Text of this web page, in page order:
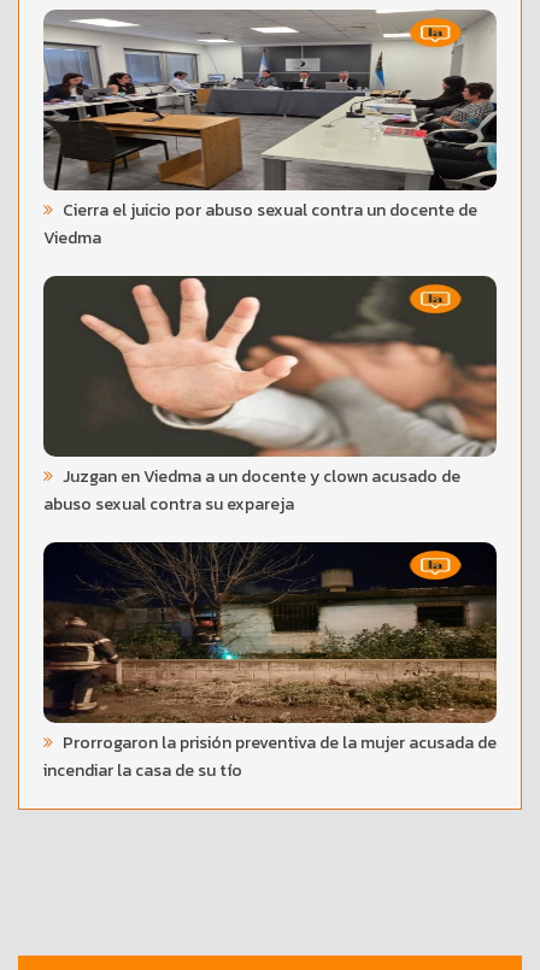
Cierra el juicio por abuso sexual contra un docente de
Viedma
Juzgan en Viedma a un docente y clown acusado de
abuso sexual contra su expareja
Prorrogaron la prisión preventiva de la mujer acusada de
incendiar la casa de su tío